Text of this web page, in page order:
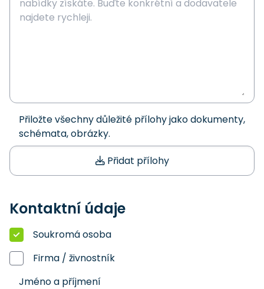
Přiložte všechny důležité přílohy jako dokumenty,
schémata, obrázky.
Přidat přílohy
Kontaktní údaje
Soukromá osoba
Firma / živnostník
Jméno a příjmení